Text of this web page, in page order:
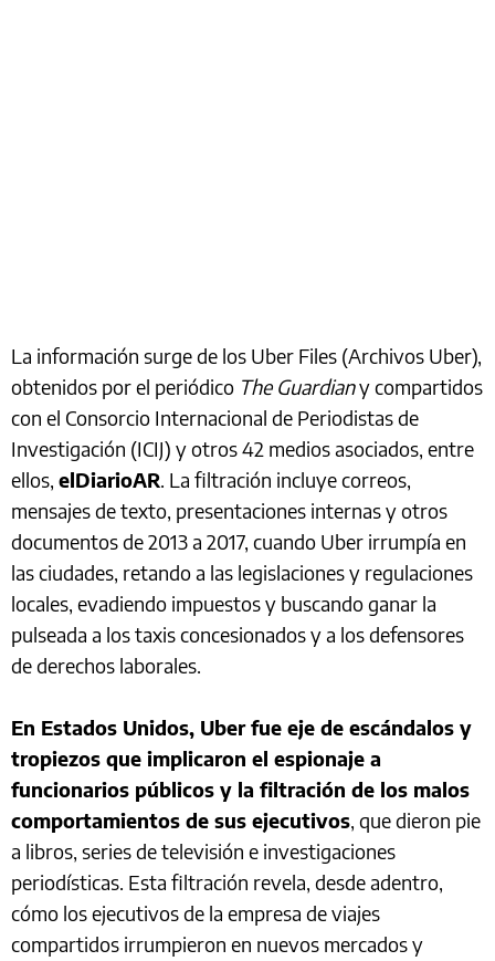
La información surge de los Uber Files (Archivos Uber),
obtenidos por el periódico The Guardiany compartidos
con el Consorcio Internacional de Periodistas de
Investigación (ICIJ) y otros 42 medios asociados, entre
ellos, elDiarioAR. La filtración incluye correos,
mensajes de texto, presentaciones internas y otros
documentos de 2013 a 2017, cuando Uber irrumpía en
las ciudades, retando a las legislaciones y regulaciones
locales, evadiendo impuestos y buscando ganar la
pulseada a los taxis concesionados y a los defensores
de derechos laborales.
En Estados Unidos, Uber fue eje de escándalos y
tropiezos que implicaron el espionaje a
funcionarios públicos y la filtración de los malos
comportamientos de sus ejecutivos, que dieron pie
a libros, series de televisión e investigaciones
periodísticas. Esta filtración revela, desde adentro,
cómo los ejecutivos de la empresa de viajes
compartidos irrumpieron en nuevos mercados y